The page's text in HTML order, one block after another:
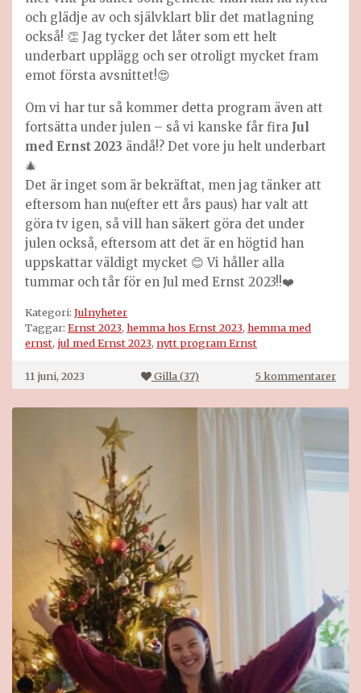
och glädje av och självklart blir det matlagning
också! 👏 Jag tycker det låter som ett helt
underbart upplägg och ser otroligt mycket fram
emot första avsnittet!😍
Om vi har tur så kommer detta program även att
fortsätta under julen – så vi kanske får fira Jul
med Ernst 2023 ändå!? Det vore ju helt underbart
🎄
Det är inget som är bekräftat, men jag tänker att
eftersom han nu(efter ett års paus) har valt att
göra tv igen, så vill han säkert göra det under
julen också, eftersom att det är en högtid han
uppskattar väldigt mycket 😊 Vi håller alla
tummar och tår för en Jul med Ernst 2023!!❤️
Kategori: Julnyheter
Taggar: Ernst 2023, hemma hos Ernst 2023, hemma med
ernst, jul med Ernst 2023, nytt program Ernst
11 juni, 2023 Gilla (37) 5 kommentarertill
med